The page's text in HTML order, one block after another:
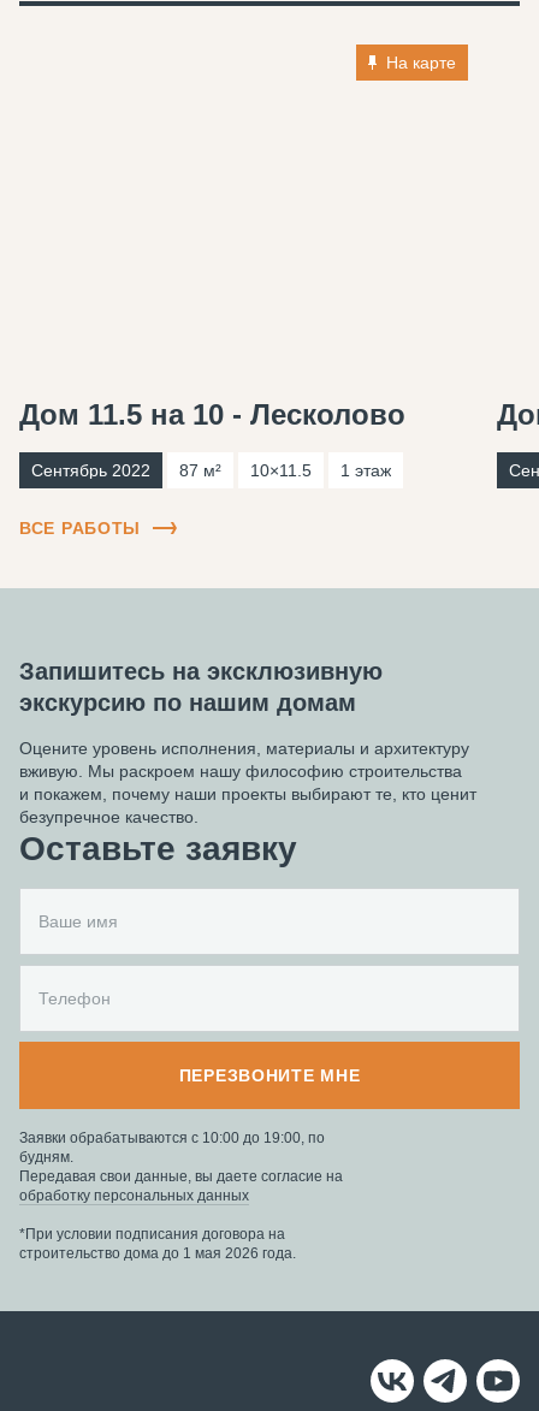
Дом 11.5 на 10 - Лесколово
На карте
Сентябрь 2022 87 м² 10×11.5 1 этаж
ВСЕ РАБОТЫ
Оставьте заявку
ПЕРЕЗВОНИТЕ МНЕ
Заявки обрабатываются с 10:00 до 19:00, по
будням.
Передавая свои данные, вы даете согласие на
обработку персональных данных
*При условии подписания договора на
строительство дома до 1 мая 2026 года.
Запишитесь на эксклюзивную
экскурсию по нашим домам
Оцените уровень исполнения, материалы и архитектуру
вживую. Мы раскроем нашу философию строительства
и покажем, почему наши проекты выбирают те, кто ценит
безупречное качество.